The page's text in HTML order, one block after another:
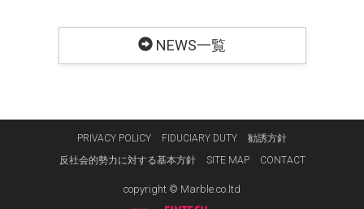
NEWS一覧
PRIVACY POLICY FIDUCIARY DUTY
勧誘方針
反社会的勢力に対する基本方針
SITE MAP CONTACT
copyright © Marble.co.ltd